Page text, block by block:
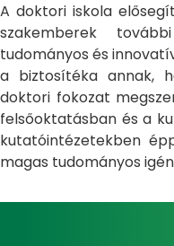
A doktori iskola
szakemberek
tudományos és
a biztosítéka annak,
doktori fokozat
felsőoktatásban és a
kutatóintézetekben
magas tudományos